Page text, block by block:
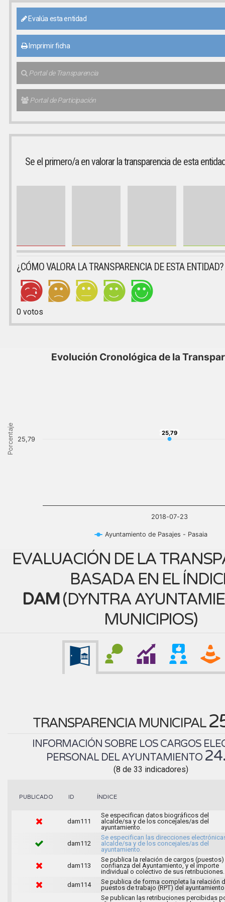
Evalúa esta entidad
Imprimir ficha
Portal de Transparencia
Portal de Participación
Se el primero/a en valorar la transparencia de esta
¿CÓMO VALORA LA TRANSPARENCIA DE ESTA ENTIDAD?
0votos
Porcentaje
Evolución Cronológica de la
25,79
25,79
Ayuntamiento de Pasajes - Pasaia
2018-07-23
25,79
EVALUACIÓN DE LA
BASADA EN EL
DAM(DYNTRA
MUNICIPIOS)
TRANSPARENCIA MUNICIPAL
INFORMACIÓN SOBRE LOS CARGOS
PERSONAL DEL AYUNTAMIENTO
(8 de 33 indicadores)
PUBLICADO ID ÍNDICE
dam111
Se especifican datos biográficos del
alcalde/sa y de los concejales/as del
ayuntamiento.
dam112
Se especifican las direcciones
alcalde/sa y de los concejales/as del
ayuntamiento.
dam113
Se publica la relación de cargos
confianza del Ayuntamiento, y el importe
individual o colectivo de sus retribuciones.
dam114
Se publica de forma completa la relación
puestos de trabajo (RPT) del
Se publican las retribuciones percibidas